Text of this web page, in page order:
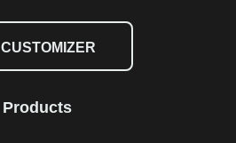
CUSTOMIZER
Products